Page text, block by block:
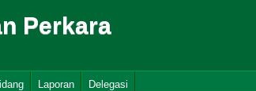
Perkara
Laporan Delegasi